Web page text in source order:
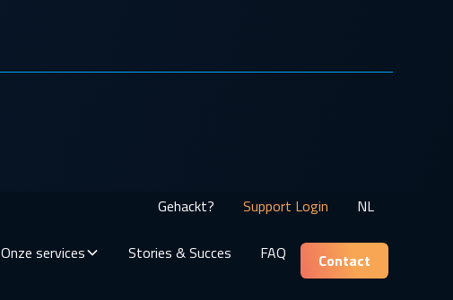
Gehackt? Support Login NL
Onze services Stories & Succes FAQ Contact